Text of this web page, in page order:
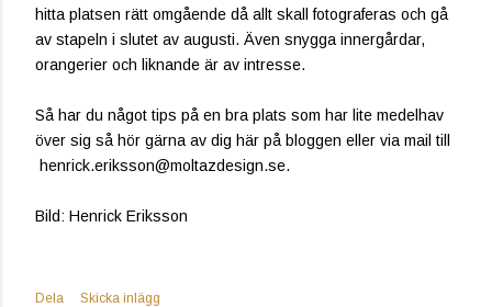
hitta platsen rätt omgående då allt skall fotograferas och gå
av stapeln i slutet av augusti. Även snygga innergårdar,
orangerier och liknande är av intresse.
Så har du något tips på en bra plats som har lite medelhav
över sig så hör gärna av dig här på bloggen eller via mail till
henrick.eriksson@moltazdesign.se.
Bild: Henrick Eriksson
Dela Skicka inlägg